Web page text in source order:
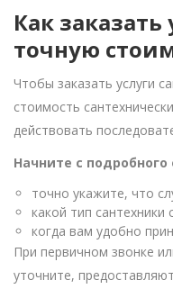
Как заказать
точную
Чтобы заказать услуги
стоимость
действовать
Начните с
точно укажите, что
какой тип сантехники
когда вам удобно
При первичном звонке
уточните,